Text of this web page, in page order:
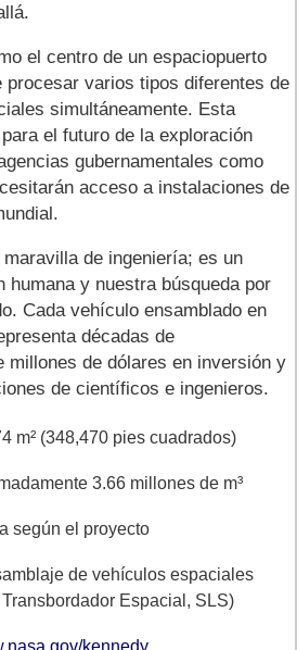
el centro de un espaciopuerto
procesar varios tipos diferentes de
simultáneamente. Esta
el futuro de la exploración
gubernamentales como
acceso a instalaciones de
de ingeniería; es un
humana y nuestra búsqueda por
Cada vehículo ensamblado en
décadas de
millones de dólares en inversión y
de científicos e ingenieros.
m² (348,470 pies cuadrados)
3.66 millones de m³
según el proyecto
de vehículos espaciales
Espacial, SLS)
kennedy